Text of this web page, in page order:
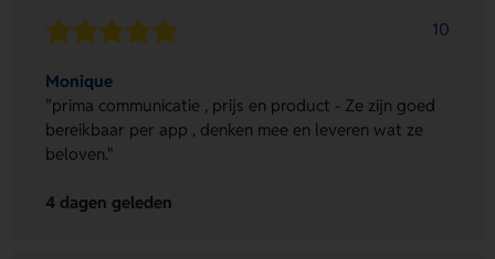
10
Monique
"prima communicatie , prijs en product - Ze zijn goed
bereikbaar per app , denken mee en leveren wat ze
beloven."
4 dagen geleden